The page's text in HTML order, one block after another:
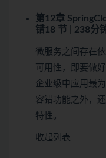
第12章
错18 节 | 238分
微服务之间存在
可用性，即要做
企业级中应用最
容错功能之外，
特性。
收起列表